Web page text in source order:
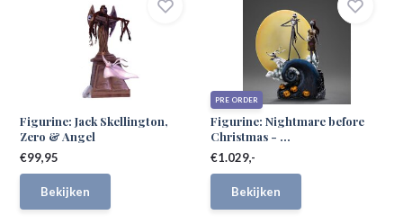
Figurine: Jack Skellington,
Zero & Angel
€99,95
Bekijken
PRE ORDER
Figurine: Nightmare before
Christmas - ...
€1.029,-
Bekijken